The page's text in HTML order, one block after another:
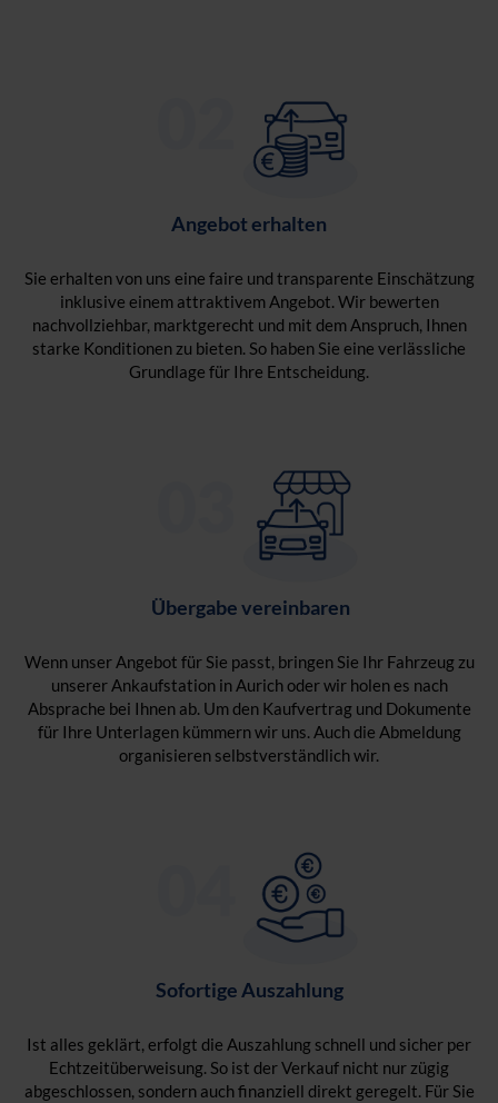
Angebot erhalten
Sie erhalten von uns eine faire und transparente Einschätzung
inklusive einem attraktivem Angebot. Wir bewerten
nachvollziehbar, marktgerecht und mit dem Anspruch, Ihnen
starke Konditionen zu bieten. So haben Sie eine verlässliche
Grundlage für Ihre Entscheidung.
Übergabe vereinbaren
Wenn unser Angebot für Sie passt, bringen Sie Ihr Fahrzeug zu
unserer Ankaufstation in Aurich oder wir holen es nach
Absprache bei Ihnen ab. Um den Kaufvertrag und Dokumente
für Ihre Unterlagen kümmern wir uns. Auch die Abmeldung
organisieren selbstverständlich wir.
Sofortige Auszahlung
Ist alles geklärt, erfolgt die Auszahlung schnell und sicher per
Echtzeitüberweisung. So ist der Verkauf nicht nur zügig
abgeschlossen, sondern auch finanziell direkt geregelt. Für Sie